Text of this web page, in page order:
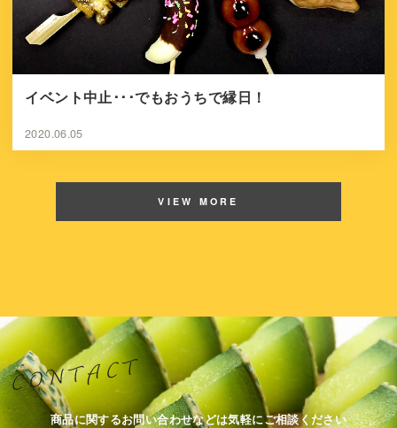
イベント中止･･･でもおうちで縁日！
2020.06.05
VIEW MORE
商品に関するお問い合わせなどは気軽にご相談ください